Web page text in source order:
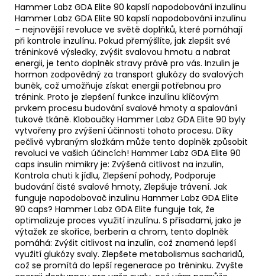
Hammer Labz GDA Elite 90 kapslí napodobování inzulínu
Hammer Labz GDA Elite 90 kapslí napodobování inzulínu
– nejnovější revoluce ve světě doplňků, které pomáhají
při kontrole inzulínu. Pokud přemýšlíte, jak zlepšit své
tréninkové výsledky, zvýšit svalovou hmotu a nabrat
energii, je tento doplněk stravy právě pro vás. Inzulin je
hormon zodpovědný za transport glukózy do svalových
buněk, což umožňuje získat energii potřebnou pro
trénink. Proto je zlepšení funkce inzulínu klíčovým
prvkem procesu budování svalové hmoty a spalování
tukové tkáně. Kloboučky Hammer Labz GDA Elite 90 byly
vytvořeny pro zvýšení účinnosti tohoto procesu. Díky
pečlivě vybraným složkám může tento doplněk způsobit
revoluci ve vašich účincích! Hammer Labz GDA Elite 90
caps insulin mimikry je: Zvýšená citlivost na inzulín,
Kontrola chuti k jídlu, Zlepšení pohody, Podporuje
budování čisté svalové hmoty, Zlepšuje trávení. Jak
funguje napodobovač inzulinu Hammer Labz GDA Elite
90 caps? Hammer Labz GDA Elite funguje tak, že
optimalizuje proces využití inzulínu. S přísadami, jako je
výtažek ze skořice, berberin a chrom, tento doplněk
pomáhá: Zvýšit citlivost na inzulín, což znamená lepší
využití glukózy svaly. Zlepšete metabolismus sacharidů,
což se promítá do lepší regenerace po tréninku. Zvyšte